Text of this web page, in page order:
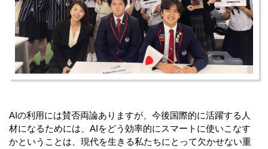
AIの利用には賛否両論ありますが、今後国際的に活躍する人
材になるためには、AIをどう効率的にスマートに使いこなす
かということは、現代を生きる私たちにとって欠かせない重